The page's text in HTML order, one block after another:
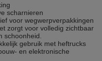
scharnieren
voor wegwerpverpakkingen
zorgt voor volledig zichtbaar
schoonheid.
gebruik met heftrucks
en elektronische